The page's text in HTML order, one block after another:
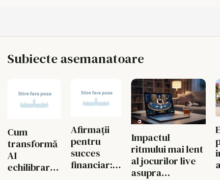
Subiecte asemanatoare
Cum
transformă
AI
echilibrarea
Afirmații
pentru
succes
financiar:
Impactul
ritmului mai lent
al jocurilor live
asupra